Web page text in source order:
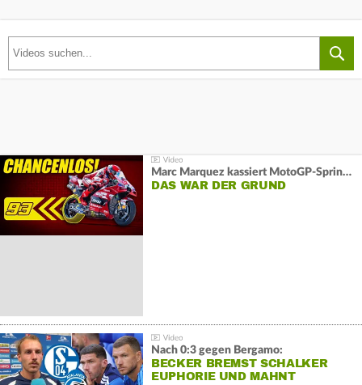
Marc Marquez kassiert MotoGP-Sprint-Schlappe:
DAS WAR DER GRUND
Nach 0:3 gegen Bergamo:
BECKER BREMST SCHALKER
EUPHORIE UND MAHNT